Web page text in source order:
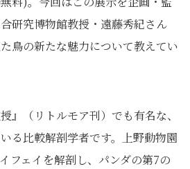
研究博物館教授・遠藤秀紀さん
鳥の新たな魅力について教えてい
』 （リトルモア刊） でも有名な、
る比較解剖学者です。上野動物園
フェイを解剖し、パンダの第7の